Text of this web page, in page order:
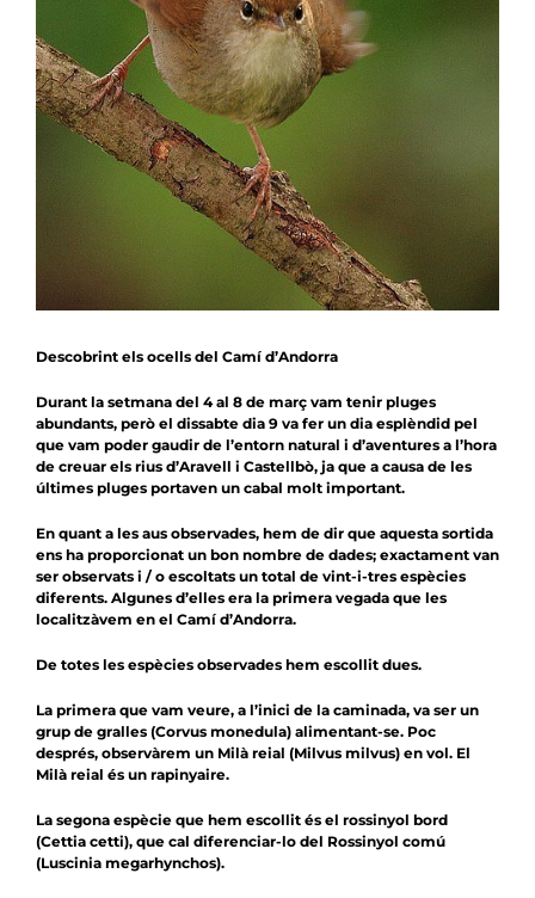
Descobrint els ocells del Camí d’Andorra
Durant la setmana del 4 al 8 de març vam tenir pluges
abundants, però el dissabte dia 9 va fer un dia esplèndid pel
que vam poder gaudir de l’entorn natural i d’aventures a l’hora
de creuar els rius d’Aravell i Castellbò, ja que a causa de les
últimes pluges portaven un cabal molt important.
En quant a les aus observades, hem de dir que aquesta sortida
ens ha proporcionat un bon nombre de dades; exactament van
ser observats i / o escoltats un total de vint-i-tres espècies
diferents. Algunes d’elles era la primera vegada que les
localitzàvem en el Camí d’Andorra.
De totes les espècies observades hem escollit dues.
La primera que vam veure, a l’inici de la caminada, va ser un
grup de gralles (Corvus monedula) alimentant-se. Poc
després, observàrem un Milà reial (Milvus milvus) en vol. El
Milà reial és un rapinyaire.
La segona espècie que hem escollit és el rossinyol bord
(Cettia cetti), que cal diferenciar-lo del Rossinyol comú
(Luscinia megarhynchos).